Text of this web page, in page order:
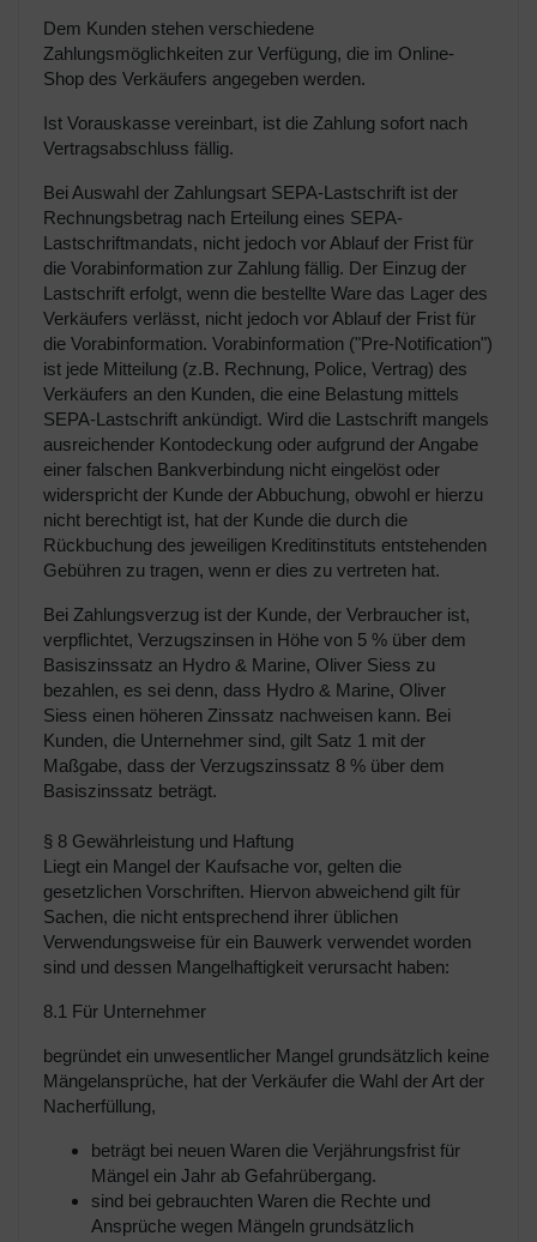
Dem Kunden stehen verschiedene
Zahlungsmöglichkeiten zur Verfügung, die im Online-
Shop des Verkäufers angegeben werden.
Ist Vorauskasse vereinbart, ist die Zahlung sofort nach
Vertragsabschluss fällig.
Bei Auswahl der Zahlungsart SEPA-Lastschrift ist der
Rechnungsbetrag nach Erteilung eines SEPA-
Lastschriftmandats, nicht jedoch vor Ablauf der Frist für
die Vorabinformation zur Zahlung fällig. Der Einzug der
Lastschrift erfolgt, wenn die bestellte Ware das Lager des
Verkäufers verlässt, nicht jedoch vor Ablauf der Frist für
die Vorabinformation. Vorabinformation ("Pre-Notification")
ist jede Mitteilung (z.B. Rechnung, Police, Vertrag) des
Verkäufers an den Kunden, die eine Belastung mittels
SEPA-Lastschrift ankündigt. Wird die Lastschrift mangels
ausreichender Kontodeckung oder aufgrund der Angabe
einer falschen Bankverbindung nicht eingelöst oder
widerspricht der Kunde der Abbuchung, obwohl er hierzu
nicht berechtigt ist, hat der Kunde die durch die
Rückbuchung des jeweiligen Kreditinstituts entstehenden
Gebühren zu tragen, wenn er dies zu vertreten hat.
Bei Zahlungsverzug ist der Kunde, der Verbraucher ist,
verpflichtet, Verzugszinsen in Höhe von 5 % über dem
Basiszinssatz an Hydro & Marine, Oliver Siess zu
bezahlen, es sei denn, dass Hydro & Marine, Oliver
Siess einen höheren Zinssatz nachweisen kann. Bei
Kunden, die Unternehmer sind, gilt Satz 1 mit der
Maßgabe, dass der Verzugszinssatz 8 % über dem
Basiszinssatz beträgt.
§ 8 Gewährleistung und Haftung
Liegt ein Mangel der Kaufsache vor, gelten die
gesetzlichen Vorschriften. Hiervon abweichend gilt für
Sachen, die nicht entsprechend ihrer üblichen
Verwendungsweise für ein Bauwerk verwendet worden
sind und dessen Mangelhaftigkeit verursacht haben:
8.1 Für Unternehmer
begründet ein unwesentlicher Mangel grundsätzlich keine
Mängelansprüche, hat der Verkäufer die Wahl der Art der
Nacherfüllung,
beträgt bei neuen Waren die Verjährungsfrist für
Mängel ein Jahr ab Gefahrübergang.
sind bei gebrauchten Waren die Rechte und
Ansprüche wegen Mängeln grundsätzlich